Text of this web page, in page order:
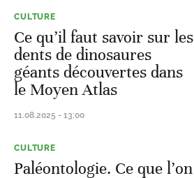
CULTURE
Ce qu’il faut savoir sur les
dents de dinosaures
géants découvertes dans
le Moyen Atlas
11.08.2025 - 13:00
CULTURE
Paléontologie. Ce que l’on